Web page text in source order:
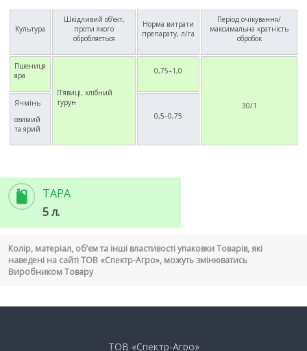
Культура
Шкідливий об’єкт,
проти якого
обробляється
Норма витрати
препарату, л/га
Період очікування/
максимальна кратність
обробок
Пшениця
яра
П’явиці, хлібний
турун
0,75–1,0
30/1
Ячмінь
озимий
та ярий
0,5–0,75
ТАРА
5 л.
Колір, матеріал, об’єм та інші властивості упаковки Товарів, які
наведені на сайті ТОВ «Спектр-Агро», можуть змінюватись
Виробником Товару
ТОВ «Спектр-Агро»